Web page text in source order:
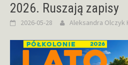
2026. Ruszają zapisy
2026-05-28 Aleksandra Olczyk